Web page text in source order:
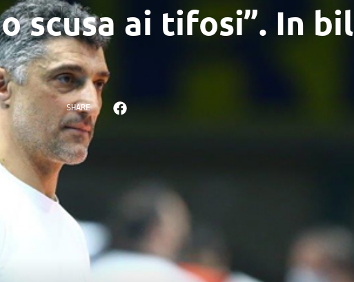
scusa ai tifosi”. In
SHARE